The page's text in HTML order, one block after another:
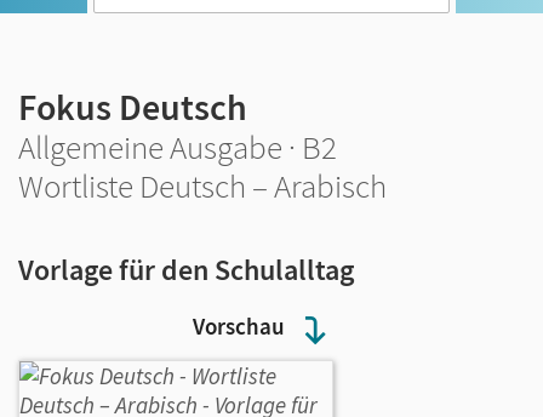
Vorschau
Fokus Deutsch
Allgemeine Ausgabe · B2
Wortliste Deutsch – Arabisch
Vorlage für den Schulalltag